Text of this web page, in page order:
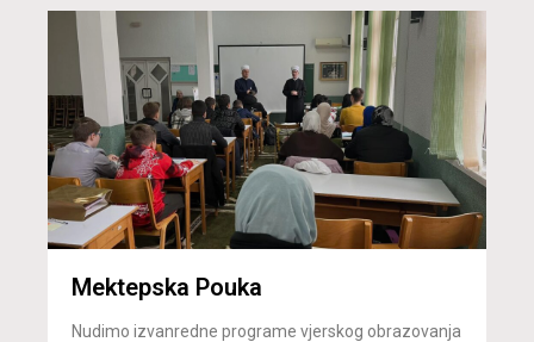
Mektepska Pouka
Nudimo izvanredne programe vjerskog obrazovanja